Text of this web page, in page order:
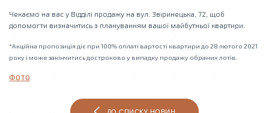
Чекаємо на вас у Відділі продажу на вул. Звіринецька, 72, щоб
допомогти визначитись з плануванням вашої майбутньої квартири.
*Акційна пропозиція діє при 100% оплаті вартості квартири до 28 лютого 2021
року і може закінчитись достроково у випадку продажу обраних лотів.
ФОТО
ДО СПИСКУ НОВИН